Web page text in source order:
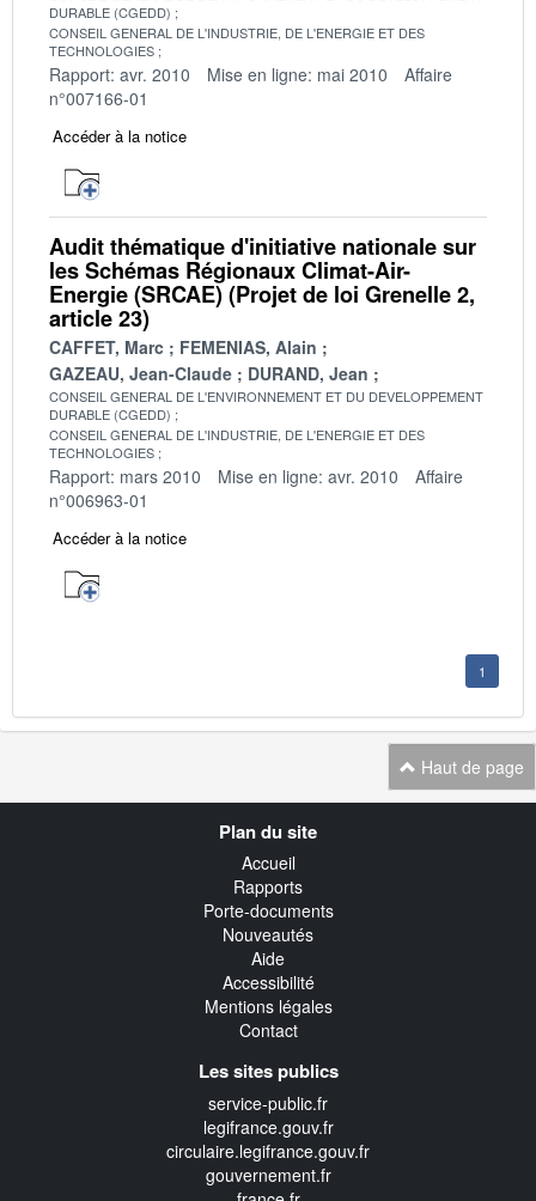
DURABLE (CGEDD)
CONSEIL GENERAL DE L'INDUSTRIE, DE L'ENERGIE ET DES
TECHNOLOGIES
Rapport: avr. 2010 Mise en ligne: mai 2010
Affaire
n°007166-01
Accéder à la notice
Audit thématique d'initiative nationale sur
les Schémas Régionaux Climat-Air-
Energie (SRCAE) (Projet de loi Grenelle 2,
article 23)
CAFFET, Marc
FEMENIAS, Alain
GAZEAU, Jean-Claude
DURAND, Jean
CONSEIL GENERAL DE L'ENVIRONNEMENT ET DU DEVELOPPEMENT
DURABLE (CGEDD)
CONSEIL GENERAL DE L'INDUSTRIE, DE L'ENERGIE ET DES
TECHNOLOGIES
Rapport: mars 2010 Mise en ligne: avr. 2010
Affaire
n°006963-01
Accéder à la notice
1
Haut de page
Plan du site
Accueil
Rapports
Porte-documents
Nouveautés
Aide
Accessibilité
Mentions légales
Contact
Les sites publics
service-public.fr
legifrance.gouv.fr
circulaire.legifrance.gouv.fr
gouvernement.fr